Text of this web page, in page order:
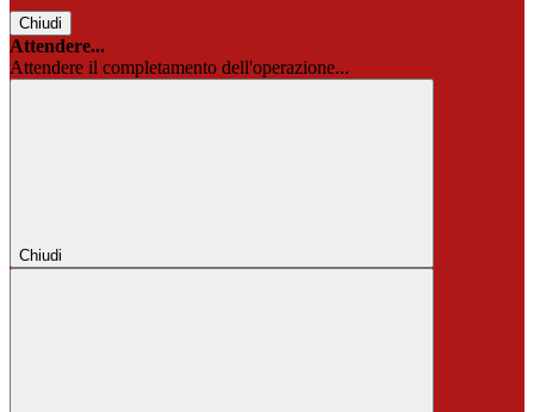
Chiudi
Attendere...
Attendere il completamento dell'operazione...
Chiudi